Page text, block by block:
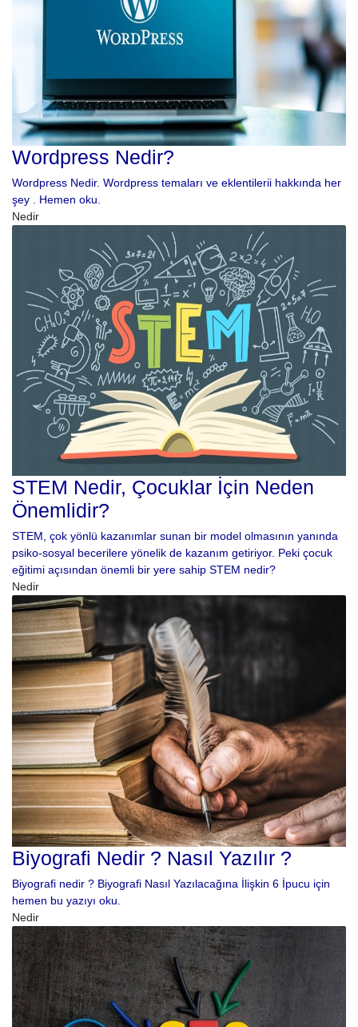
Wordpress Nedir?
Wordpress Nedir. Wordpress temaları ve eklentilerii hakkında her
şey . Hemen oku.
Nedir
STEM Nedir, Çocuklar İçin Neden
Önemlidir?
STEM, çok yönlü kazanımlar sunan bir model olmasının yanında
psiko-sosyal becerilere yönelik de kazanım getiriyor. Peki çocuk
eğitimi açısından önemli bir yere sahip STEM nedir?
Nedir
Biyografi Nedir ? Nasıl Yazılır ?
Biyografi nedir ? Biyografi Nasıl Yazılacağına İlişkin 6 İpucu için
hemen bu yazıyı oku.
Nedir